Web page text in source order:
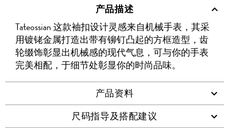
WECHATWEIBO
至
WHATSAPP
维
码
产品描述
Tateossian 这款袖扣设计灵感来自机械手表，其采
用镀铑金属打造出带有铆钉凸起的方框造型，齿
轮缀饰彰显出机械感的现代气息，可与你的手表
完美相配，于细节处彰显你的时尚品味。
产品资料
尺码指导及搭配建议